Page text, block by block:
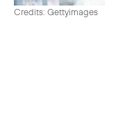
Credits: Gettyimages